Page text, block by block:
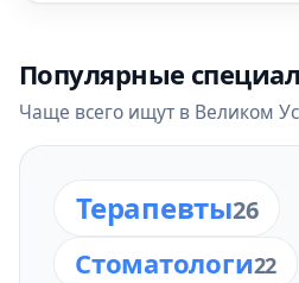
Популярные
Чаще всего ищут в Великом
Терапевты26
Стоматологи22